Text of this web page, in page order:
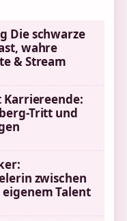
Die schwarze
wahre
& Stream
Karriereende:
Tritt und
zwischen
eigenem Talent